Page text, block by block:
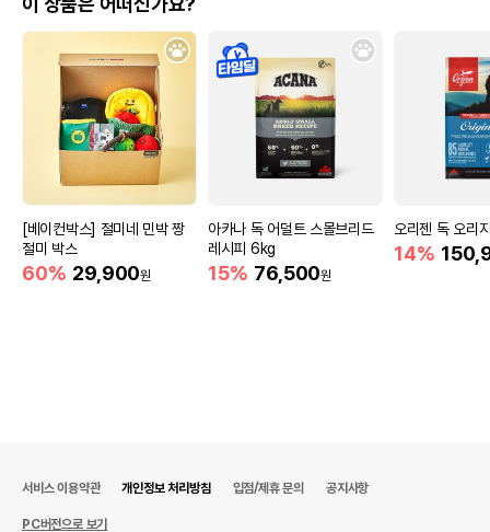
[베이컨박스] 절미네 민박 짱
절미 박스
60% 29,900원
아카나 독 어덜트 스몰브리드
레시피 6kg
15% 76,500원
오리젠 독 오리
14%
서비스 이용약관 개인정보 처리방침 입점/제휴 문의 공지사항
PC버전으로 보기